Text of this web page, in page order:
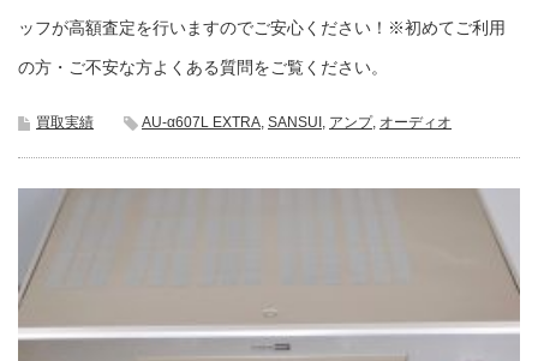
ッフが高額査定を行いますのでご安心ください！※初めてご利用
の方・ご不安な方よくある質問をご覧ください。
買取実績 AU-α607L EXTRA, SANSUI , アンプ, オーディオ